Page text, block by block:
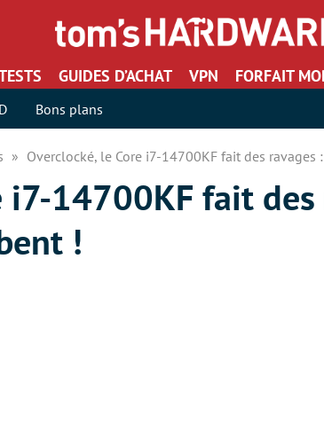
GUIDES D’ACHAT VPN FORFAIT
Bons plans
Overclocké, le Core i7-14700KF fait des ravages
i7-14700KF fait
!